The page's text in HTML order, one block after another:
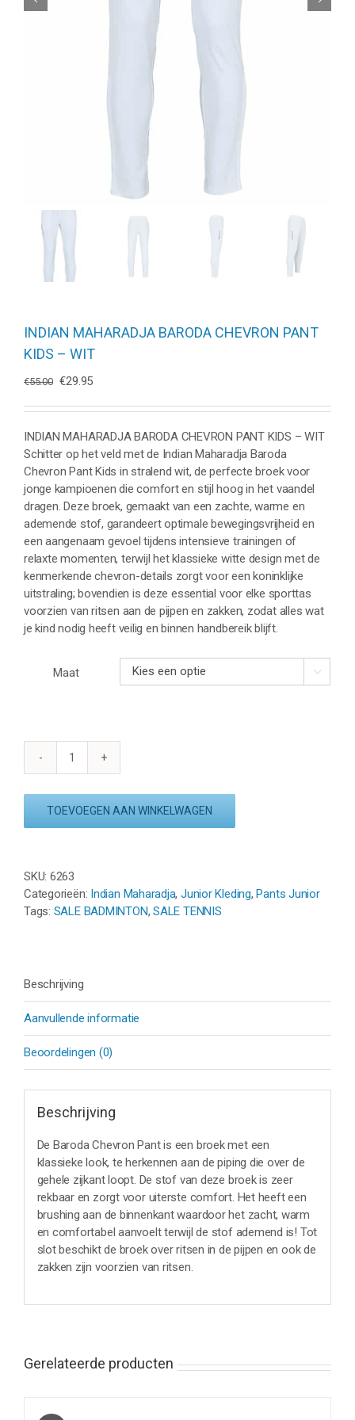
INDIAN MAHARADJA BARODA CHEVRON PANT
KIDS – WIT
€55.00 Oorspronkelijke
was:
€55.00.
€29.95Huidige
is:
€29.95.
INDIAN MAHARADJA BARODA CHEVRON PANT KIDS – WIT
Schitter op het veld met de Indian Maharadja Baroda
Chevron Pant Kids in stralend wit, de perfecte broek voor
jonge kampioenen die comfort en stijl hoog in het vaandel
dragen. Deze broek, gemaakt van een zachte, warme en
ademende stof, garandeert optimale bewegingsvrijheid en
een aangenaam gevoel tijdens intensieve trainingen of
relaxte momenten, terwijl het klassieke witte design met de
kenmerkende chevron-details zorgt voor een koninklijke
uitstraling; bovendien is deze essential voor elke sporttas
voorzien van ritsen aan de pijpen en zakken, zodat alles wat
je kind nodig heeft veilig en binnen handbereik blijft.
Maat 
INDIAN
CHEVRON
-
WIT
aantal
TOEVOEGEN AAN WINKELWAGEN
SKU: 6263
Categorieën: Indian Maharadja,Junior Kleding,Pants Junior
Tags: SALE BADMINTON,SALE TENNIS
Beschrijving
Aanvullende informatie
Beoordelingen (0)
Beschrijving
De Baroda Chevron Pant is een broek met een
klassieke look, te herkennen aan de piping die over de
gehele zijkant loopt. De stof van deze broek is zeer
rekbaar en zorgt voor uiterste comfort. Het heeft een
brushing aan de binnenkant waardoor het zacht, warm
en comfortabel aanvoelt terwijl de stof ademend is! Tot
slot beschikt de broek over ritsen in de pijpen en ook de
zakken zijn voorzien van ritsen.
Gerelateerde producten